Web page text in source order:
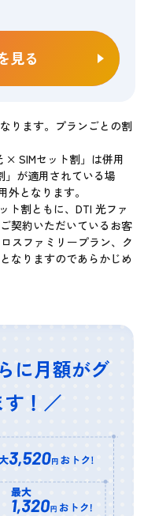
見る
ります。プランごとの割
× SIMセット割」は併用
が適用されている場
となります。
ト割ともに、DTI 光ファ
契約いただいているお客
スファミリープラン、ク
なりますのであらかじめ
に月額がグ
！／